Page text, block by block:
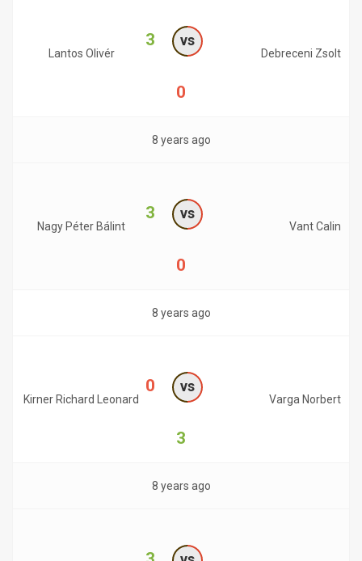
Lantos Olivér
3 vs
0
Debreceni Zsolt
8 years ago
Nagy Péter Bálint
3 vs
0
Vant Calin
8 years ago
Kirner Richard Leonard
0 vs
3
Varga Norbert
8 years ago